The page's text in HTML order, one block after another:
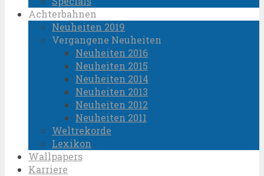
Achterbahnen
Neuheiten 2019
Vergangene Neuheiten
Neuheiten 2016
Neuheiten 2015
Neuheiten 2014
Neuheiten 2013
Neuheiten 2012
Neuheiten 2011
Weltrekorde
Lexikon
Wallpapers
Karriere